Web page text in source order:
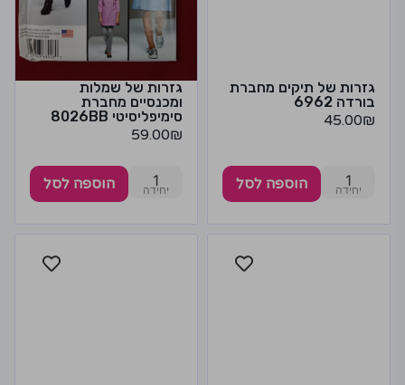
גזרות של תיקים מחברת
בורדה 6962
45.00₪
1 הוספה לסל
גזרות של שמלות
ומכנסיים מחברת
סימיפליסיטי 8026BB
59.00₪
1 הוספה לסל